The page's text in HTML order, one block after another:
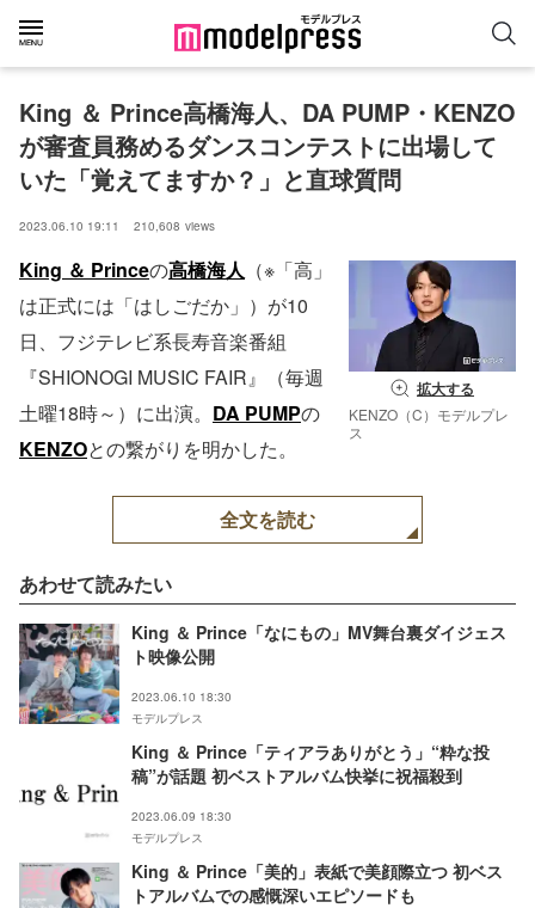
King ＆ Prince高橋海人、DA PUMP・KENZO
が審査員務めるダンスコンテストに出場して
いた「覚えてますか？」と直球質問
2023.06.10 19:11 210,608 views
拡大する
KENZO（C）モデルプレ
ス
King ＆ Princeの高橋海人 （※「高」
は正式には「はしごだか」）が10
日、フジテレビ系長寿音楽番組
『SHIONOGI MUSIC FAIR』（毎週
土曜18時～）に出演。 DA PUMPの
KENZOとの繋がりを明かした。
全文を読む
あわせて読みたい
King ＆ Prince「なにもの」MV舞台裏ダイジェス
ト映像公開
2023.06.10 18:30
モデルプレス
King ＆ Prince「ティアラありがとう」“粋な投
稿”が話題 初ベストアルバム快挙に祝福殺到
2023.06.09 18:30
モデルプレス
King ＆ Prince「美的」表紙で美顔際立つ 初ベス
トアルバムでの感慨深いエピソードも